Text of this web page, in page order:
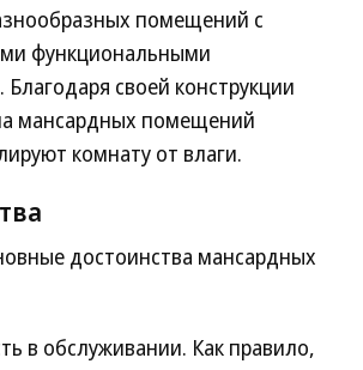
помещений с
функциональными
своей конструкции
мансардных помещений
комнату от влаги.
достоинства мансардных
в обслуживании. Как правило,